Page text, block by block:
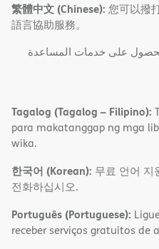
繁體中文 (Chinese): 您可以撥
語言協助服務。
ﻋﻠﻰ ﺧﺪﻣﺎت اﻟﻤﺴﺎﻋﺪة
Tagalog (Tagalog – Filipino):
para makatanggap ng mga
wika.
한국어 (Korean): 무료 언어 지
전화하십시오.
Português (Portuguese):
receber serviços gratuitos de